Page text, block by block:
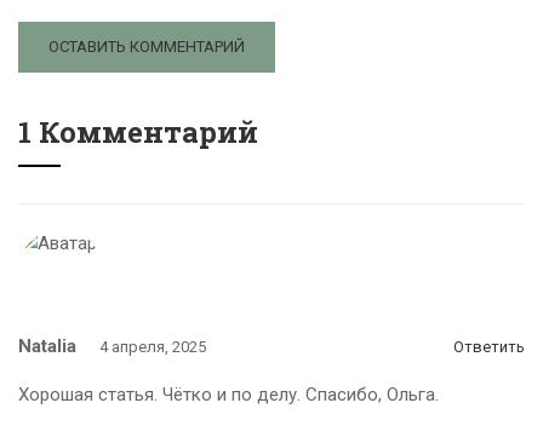
1 Комментарий
Natalia 4 апреля, 2025 Ответить
Хорошая статья. Чётко и по делу. Спасибо, Ольга.